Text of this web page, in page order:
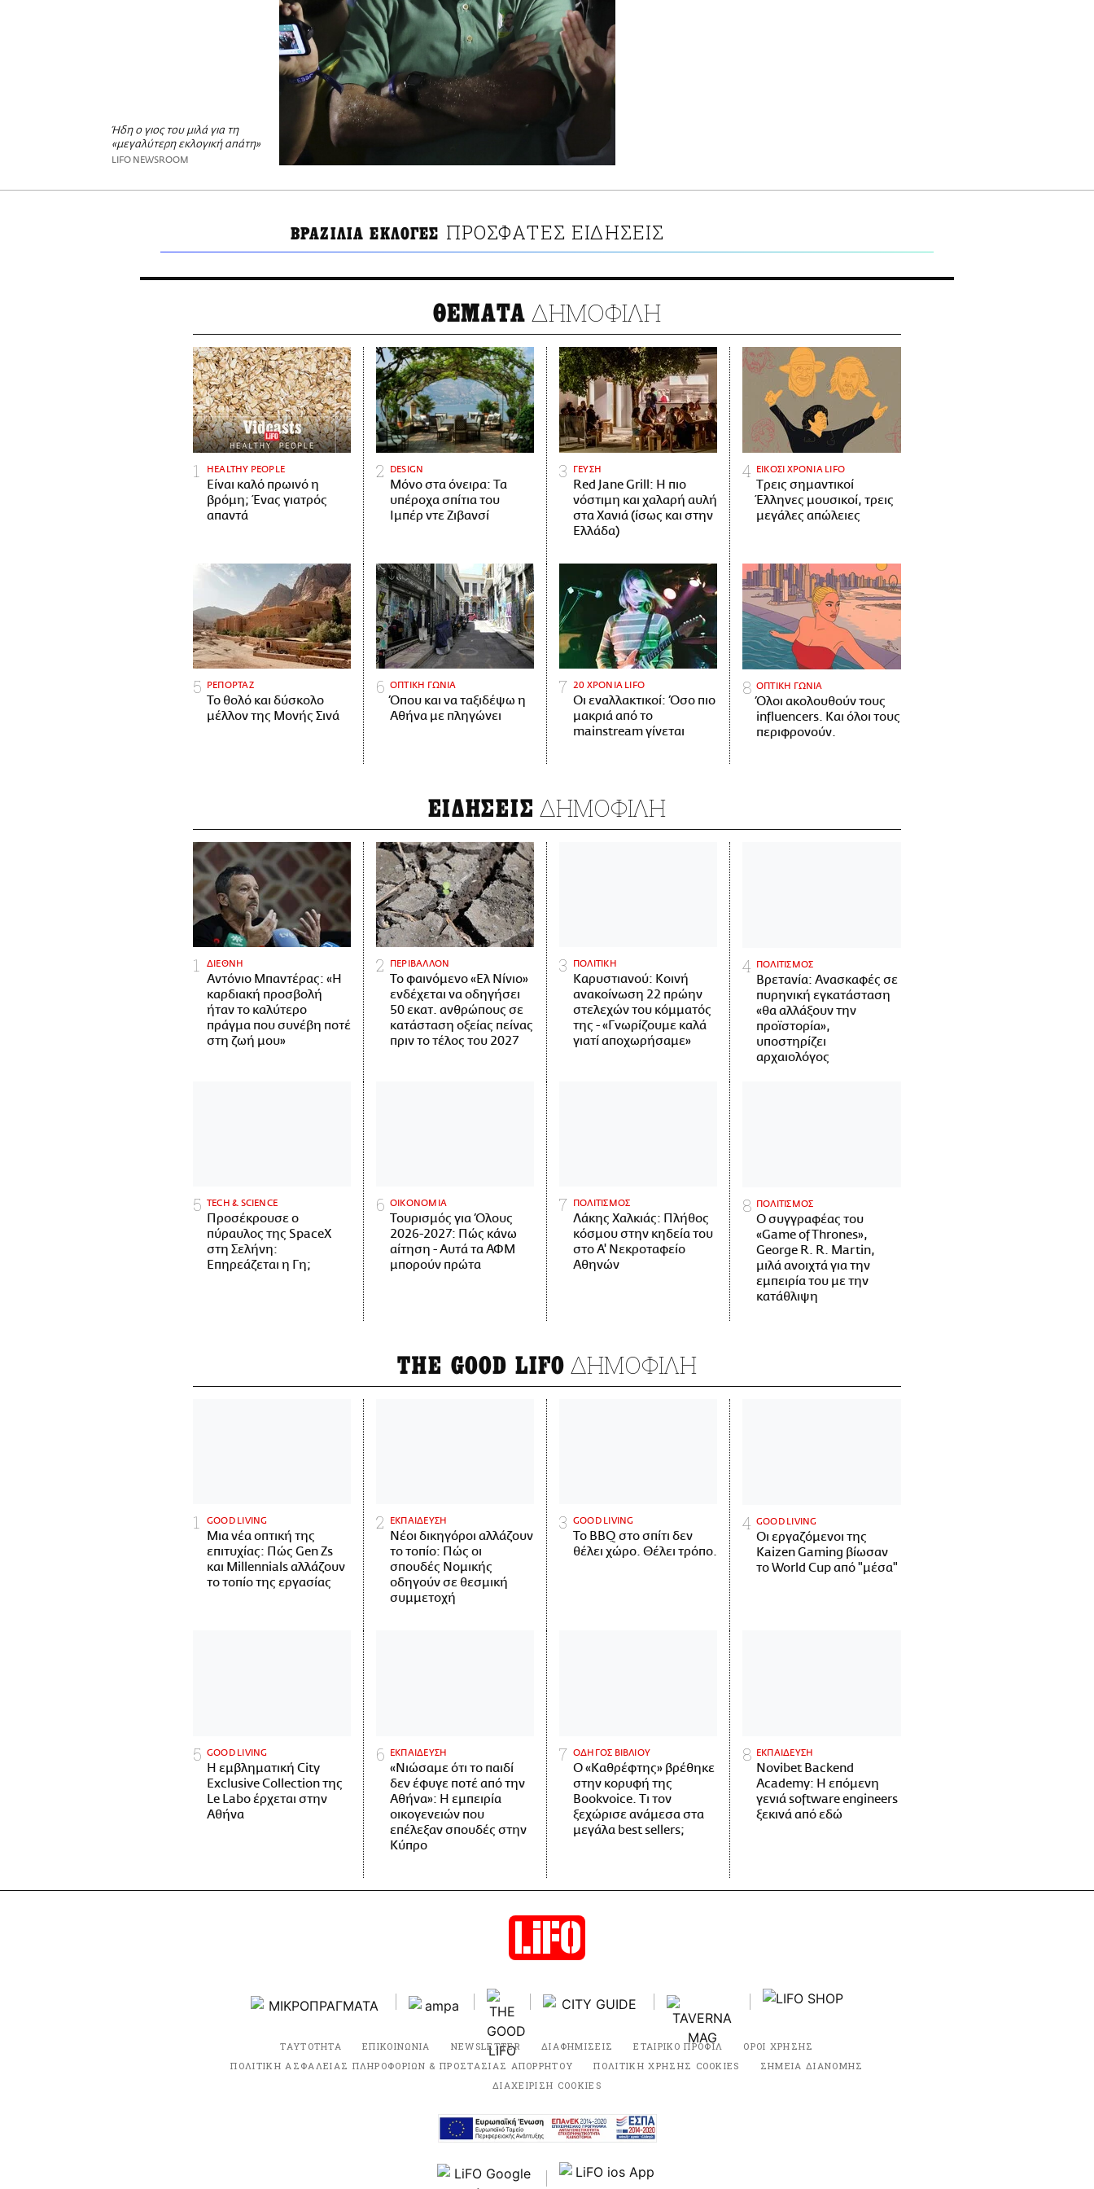
Ήδη ο γιος του μιλά για τη
«μεγαλύτερη εκλογική απάτη»
LIFO NEWSROOM
ΒΡΑΖΙΛΙΑ ΕΚΛΟΓΕΣ ΠΡΟΣΦΑΤΕΣ ΕΙΔΗΣΕΙΣ
ΘΕΜΑΤΑ ΔΗΜΟΦΙΛΗ
HEALTHY PEOPLE
Είναι καλό πρωινό η
βρόμη; Ένας γιατρός
απαντά
DESIGN
Μόνο στα όνειρα: Τα
υπέροχα σπίτια του
Ιμπέρ ντε Ζιβανσί
ΓΕΥΣΗ
Red Jane Grill: Η πιο
νόστιμη και χαλαρή αυλή
στα Χανιά (ίσως και στην
Ελλάδα)
ΕΙΚΟΣΙ ΧΡΟΝΙΑ LIFO
Tρεις σημαντικοί
Έλληνες μουσικοί, τρεις
μεγάλες απώλειες
ΡΕΠΟΡΤΑΖ
Το θολό και δύσκολο
μέλλον της Μονής Σινά
ΟΠΤΙΚΗ ΓΩΝΙΑ
Όπου και να ταξιδέψω η
Αθήνα με πληγώνει
20 ΧΡΟΝΙΑ LIFO
Οι εναλλακτικοί: Όσο πιο
μακριά από το
mainstream γίνεται
ΟΠΤΙΚΗ ΓΩΝΙΑ
Όλοι ακολουθούν τους
influencers. Και όλοι τους
περιφρονούν.
ΕΙΔΗΣΕΙΣ ΔΗΜΟΦΙΛΗ
ΔΙΕΘΝΗ
Αντόνιο Μπαντέρας: «Η
καρδιακή προσβολή
ήταν το καλύτερο
πράγμα που συνέβη ποτέ
στη ζωή μου»
ΠΕΡΙΒΑΛΛΟΝ
Το φαινόμενο «Ελ Νίνιο»
ενδέχεται να οδηγήσει
50 εκατ. ανθρώπους σε
κατάσταση οξείας πείνας
πριν το τέλος του 2027
ΠΟΛΙΤΙΚΗ
Καρυστιανού: Κοινή
ανακοίνωση 22 πρώην
στελεχών του κόμματός
της - «Γνωρίζουμε καλά
γιατί αποχωρήσαμε»
ΠΟΛΙΤΙΣΜΟΣ
Βρετανία: Ανασκαφές σε
πυρηνική εγκατάσταση
«θα αλλάξουν την
προϊστορία»,
υποστηρίζει
αρχαιολόγος
ΤECH & SCIENCE
Προσέκρουσε ο
πύραυλος της SpaceX
στη Σελήνη:
Επηρεάζεται η Γη;
ΟΙΚΟΝΟΜΙΑ
Τουρισμός για Όλους
2026-2027: Πώς κάνω
αίτηση - Αυτά τα ΑΦΜ
μπορούν πρώτα
ΠΟΛΙΤΙΣΜΟΣ
Λάκης Χαλκιάς: Πλήθος
κόσμου στην κηδεία του
στο Α' Νεκροταφείο
Αθηνών
ΠΟΛΙΤΙΣΜΟΣ
Ο συγγραφέας του
«Game of Thrones»,
George R. R. Martin,
μιλά ανοιχτά για την
εμπειρία του με την
κατάθλιψη
THE GOOD LIFO ΔΗΜΟΦΙΛΗ
GOOD LIVING
Μια νέα οπτική της
επιτυχίας: Πώς Gen Zs
και Millennials αλλάζουν
το τοπίο της εργασίας
ΕΚΠΑΙΔΕΥΣΗ
Νέοι δικηγόροι αλλάζουν
το τοπίο: Πώς οι
σπουδές Νομικής
οδηγούν σε θεσμική
συμμετοχή
GOOD LIVING
Το BBQ στο σπίτι δεν
θέλει χώρο. Θέλει τρόπο.
GOOD LIVING
Οι εργαζόμενοι της
Kaizen Gaming βίωσαν
το World Cup από "μέσα"
GOOD LIVING
Η εμβληματική City
Exclusive Collection της
Le Labo έρχεται στην
Αθήνα
ΕΚΠΑΙΔΕΥΣΗ
«Νιώσαμε ότι το παιδί
δεν έφυγε ποτέ από την
Αθήνα»: Η εμπειρία
οικογενειών που
επέλεξαν σπουδές στην
Κύπρο
ΟΔΗΓΟΣ ΒΙΒΛΙΟΥ
Ο «Καθρέφτης» βρέθηκε
στην κορυφή της
Bookvoice. Τι τον
ξεχώρισε ανάμεσα στα
μεγάλα best sellers;
ΕΚΠΑΙΔΕΥΣΗ
Novibet Backend
Academy: Η επόμενη
γενιά software engineers
ξεκινά από εδώ
ΤΑΥΤΟΤΗΤΑ ΕΠΙΚΟΙΝΩΝΙΑ NEWSLETTER ΔΙΑΦΗΜΙΣΕΙΣ ΕΤΑΙΡΙΚΟ ΠΡΟΦΙΛ
ΟΡΟΙ ΧΡΗΣΗΣ
ΠΟΛΙΤΙΚΗ ΑΣΦΑΛΕΙΑΣ ΠΛΗΡΟΦΟΡΙΩΝ & ΠΡΟΣΤΑΣΙΑΣ ΑΠΟΡΡΗΤΟΥ
ΠΟΛΙΤΙΚΗ ΧΡΗΣΗΣ COOKIES
ΣΗΜΕΙΑ ΔΙΑΝΟΜΗΣ
ΔΙΑΧΕΙΡΙΣΗ COOKIES